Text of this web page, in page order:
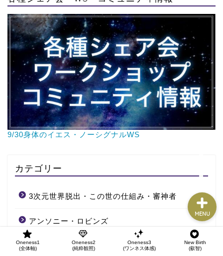
9/30身体のイエス・ノーシグナルWS
カテゴリー
3次元世界脱出・この世の仕組み・審神者
アンソニー・ロビンズ
お金のこと
Oneness1
(全体軸)
Oneness2
(純粋観照)
Oneness3
(ワンネス体感)
New Birth
(叡智)
MENU
Oneness1
(全体軸)
Oneness2
(純粋観照)
Oneness3
(ワンネス体感)